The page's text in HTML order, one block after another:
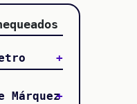
Márquez